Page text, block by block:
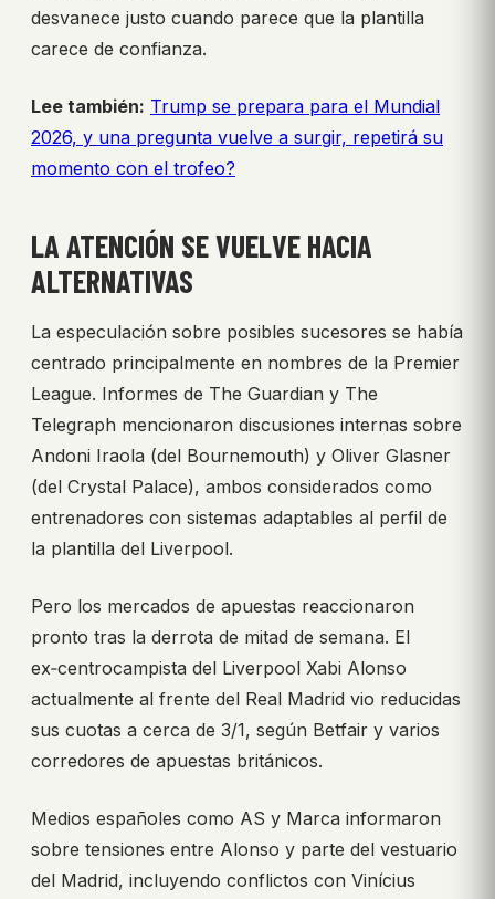
desvanece justo cuando parece que la plantilla
carece de confianza.
Lee también: Trump se prepara para el Mundial
2026, y una pregunta vuelve a surgir, repetirá su
momento con el trofeo?
LA ATENCIÓN SE VUELVE HACIA
ALTERNATIVAS
La especulación sobre posibles sucesores se había
centrado principalmente en nombres de la Premier
League. Informes de The Guardian y The
Telegraph mencionaron discusiones internas sobre
Andoni Iraola (del Bournemouth) y Oliver Glasner
(del Crystal Palace), ambos considerados como
entrenadores con sistemas adaptables al perfil de
la plantilla del Liverpool.
Pero los mercados de apuestas reaccionaron
pronto tras la derrota de mitad de semana. El
ex‑centrocampista del Liverpool Xabi Alonso
actualmente al frente del Real Madrid vio reducidas
sus cuotas a cerca de 3/1, según Betfair y varios
corredores de apuestas británicos.
Medios españoles como AS y Marca informaron
sobre tensiones entre Alonso y parte del vestuario
del Madrid, incluyendo conflictos con Vinícius